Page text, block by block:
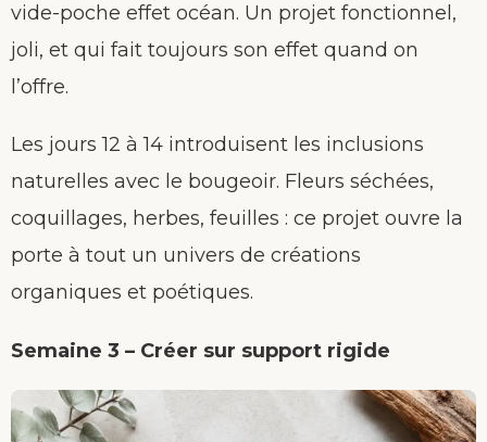
vide-poche effet océan. Un projet fonctionnel,
joli, et qui fait toujours son effet quand on
l’offre.
Les jours 12 à 14 introduisent les inclusions
naturelles avec le bougeoir. Fleurs séchées,
coquillages, herbes, feuilles : ce projet ouvre la
porte à tout un univers de créations
organiques et poétiques.
Semaine 3 – Créer sur support rigide